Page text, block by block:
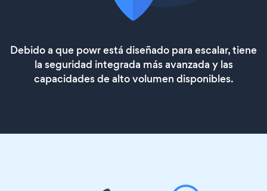
Debido a que powr está diseñado para escalar, tiene
la seguridad integrada más avanzada y las
capacidades de alto volumen disponibles.